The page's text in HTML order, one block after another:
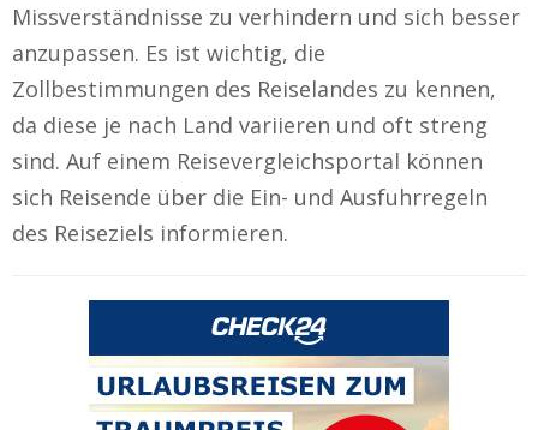
Missverständnisse zu verhindern und sich besser
anzupassen. Es ist wichtig, die
Zollbestimmungen des Reiselandes zu kennen,
da diese je nach Land variieren und oft streng
sind. Auf einem Reisevergleichsportal können
sich Reisende über die Ein- und Ausfuhrregeln
des Reiseziels informieren.